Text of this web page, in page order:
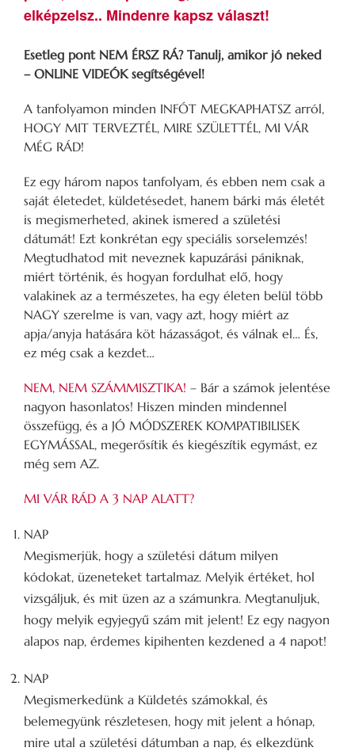
elképzelsz.. Mindenre kapsz választ!
Esetleg pont NEM ÉRSZ RÁ? Tanulj, amikor jó neked
– ONLINE VIDEÓK segítségével!
A tanfolyamon minden INFÓT MEGKAPHATSZ arról,
HOGY MIT TERVEZTÉL, MIRE SZÜLETTÉL, MI VÁR
MÉG RÁD!
Ez egy három napos tanfolyam, és ebben nem csak a
saját életedet, küldetésedet, hanem bárki más életét
is megismerheted, akinek ismered a születési
dátumát! Ezt konkrétan egy speciális sorselemzés!
Megtudhatod mit neveznek kapuzárási pániknak,
miért történik, és hogyan fordulhat elő, hogy
valakinek az a természetes, ha egy életen belül több
NAGY szerelme is van, vagy azt, hogy miért az
apja/anyja hatására köt házasságot, és válnak el… És,
ez még csak a kezdet…
NEM, NEM SZÁMMISZTIKA! – Bár a számok jelentése
nagyon hasonlatos! Hiszen minden mindennel
összefügg, és a JÓ MÓDSZEREK KOMPATIBILISEK
EGYMÁSSAL, megerősítik és kiegészítik egymást, ez
még sem AZ.
MI VÁR RÁD A 3 NAP ALATT?
NAP
Megismerjük, hogy a születési dátum milyen
kódokat, üzeneteket tartalmaz. Melyik értéket, hol
vizsgáljuk, és mit üzen az a számunkra. Megtanuljuk,
hogy melyik egyjegyű szám mit jelent! Ez egy nagyon
alapos nap, érdemes kipihenten kezdened a 4 napot!
NAP
Megismerkedünk a Küldetés számokkal, és
belemegyünk részletesen, hogy mit jelent a hónap,
mire utal a születési dátumban a nap, és elkezdünk